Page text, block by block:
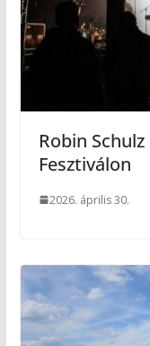
Robin
Fesztiválon
2026. április 30.